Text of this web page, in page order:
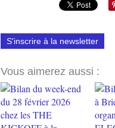
S'inscrire à la newsletter
Vous aimerez aussi :